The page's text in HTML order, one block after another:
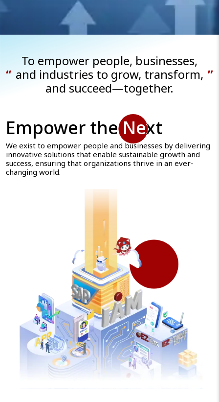
“
To empower people, businesses,
and industries to grow, transform,
and succeed—together.
”
Empower the Next
Empower the Next
We exist to empower people and businesses by delivering
innovative solutions that enable sustainable growth and
success, ensuring that organizations thrive in an ever-
changing world.